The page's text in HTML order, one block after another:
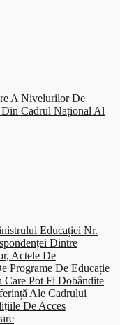
A Nivelurilor De
Cadrul Național Al
Educației Nr.
Dintre
Actele De
Programe De Educație
Care Pot Fi Dobândite
Ale Cadrului
De Acces